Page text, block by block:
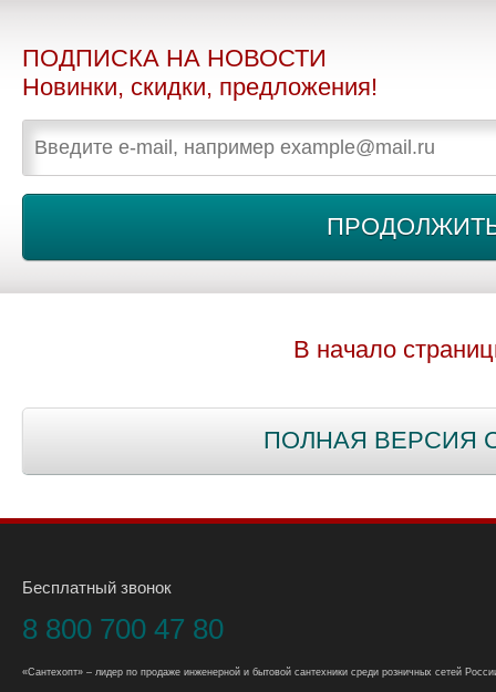
ПОДПИСКА НА НОВОСТИ
Новинки, скидки, предложения!
В начало
ПОЛНАЯ ВЕРСИЯ
Бесплатный звонок
8 800 700 47 80
«Сантехопт» – лидер по продаже инженерной и бытовой сантехники среди розничных сетей